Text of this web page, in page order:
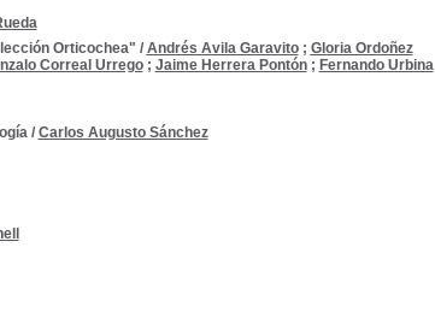
Orticochea" / Andrés Avila Garavito; Gloria Ordoñez
Correal Urrego; Jaime Herrera Pontón; Fernando Urbina
/ Carlos Augusto Sánchez